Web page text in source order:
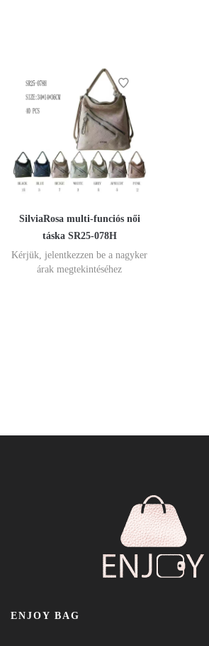
SilviaRosa multi-funciós női
táska SR25-078H
Kérjük, jelentkezzen be a nagyker
árak megtekintéséhez
ENJOY BAG